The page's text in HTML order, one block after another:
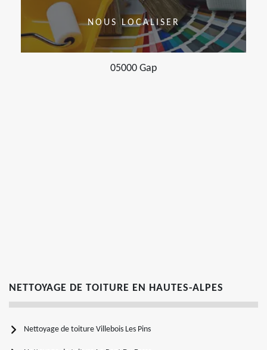
NOUS LOCALISER
05000 Gap
NETTOYAGE DE TOITURE EN HAUTES-ALPES
Nettoyage de toiture Villebois Les Pins